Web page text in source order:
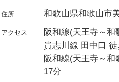
和歌山県和歌山市
阪和線(天王寺～
貴志川線 田中口
阪和線(天王寺～
17分